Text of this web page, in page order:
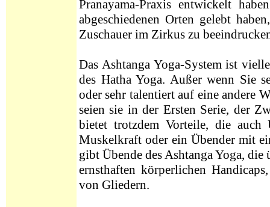
Pranayama-Praxis entwickelt
abgeschiedenen Orten gelebt
Zuschauer im Zirkus zu
Das Ashtanga Yoga-System ist
des Hatha Yoga. Außer wenn Sie
oder sehr talentiert auf eine andere
seien sie in der Ersten Serie, der
bietet trotzdem Vorteile, die auch
Muskelkraft oder ein Übender mit
gibt Übende des Ashtanga Yoga, die
ernsthaften körperlichen
von Gliedern.